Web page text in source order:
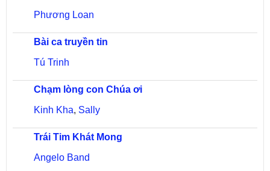
Phương Loan
Bài ca truyền tin
Tú Trinh
Chạm lòng con Chúa ơi
Kinh Kha, Sally
Trái Tim Khát Mong
Angelo Band